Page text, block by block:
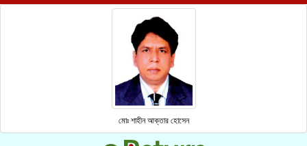
মোঃ শাহীন আক্তার হোসেন